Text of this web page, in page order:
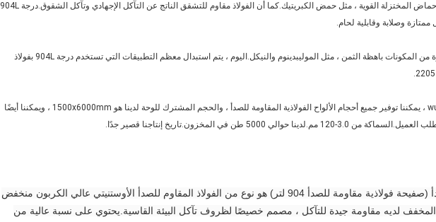
العالية بالنحاس لتحسين مقاومته للأحماض المختزلة القوية ، مثل حمض الكبريتيك.كما أن الفولاذ مقاوم للتشقق الناتج عن التآكل الإجهادي وتآكل الشقوق.درجة 904L
وصلابة وقابلية لحام.
يحتوي الصف 904L على كميات كبيرة من المكونات باهظة الثمن ، مثل الموليبدينوم والنيكل.اليوم ، يتم استبدال معظم التطبيقات التي تستخدم درجة 904L بفولاذ
نحن وكيل BAOSTEEL في مدينة wuxi ، يمكننا توفير جميع أحجام الألواح الفولاذية المقاومة للصدأ ، والحجم المشترك للوحة لدينا هو 1500x6000mm ، ويمكننا أيضًا
5000 طن في المخزون.تاريخ إنتاجنا قصير جدًا.
الفولاذ الأوستنيتي المقاوم للصدأ (صفيحة فولاذية مقاومة للصدأ 904 لتر) هو نوع من الفولاذ المقاوم للصدأ الأوستنيتي عالي الكربون منخفض
لديه مقاومة جيدة للتآكل ، مصمم خصيصًا لظروف تآكل البيئة القاسية.يحتوي على نسبة عالية من